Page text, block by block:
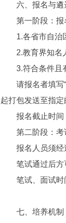
六、报名与遴
第一阶段：报
1.各省市自治区
2.教育界知名人
3.符合条件且有
请报名者填写“
起打包发送至指定
报名截止时间
第二阶段：考
报名人员须经过
笔试通过后方可
笔试、面试时
七、培养机制